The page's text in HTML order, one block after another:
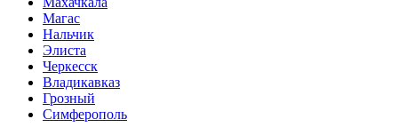
Магас
Нальчик
Элиста
Черкесск
Владикавказ
Грозный
Симферополь